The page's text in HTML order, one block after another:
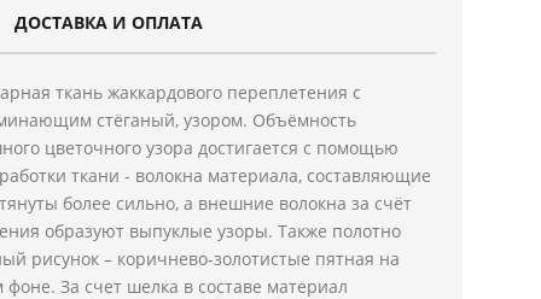
ДОСТАВКА И ОПЛАТА
ткань жаккардового переплетения с
стёганый, узором. Объёмность
цветочного узора достигается с помощью
ткани - волокна материала, составляющие
более сильно, а внешние волокна за счёт
образуют выпуклые узоры. Также полотно
рисунок – коричнево-золотистые пятная на
фоне. За счет шелка в составе материал